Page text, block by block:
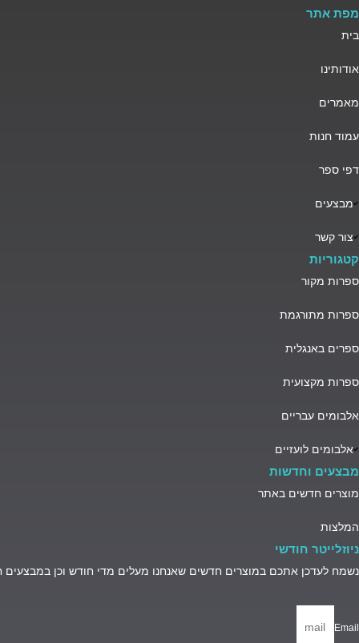
מפת אתר
בית
אודותינו
מאמרים
עמוד חנות
דפי ספר
מבצעים
צור קשר
קטגוריות
ספרות מקור
ספרות מתורגמת
ספרים באנגלית
ספרות מקצועית
אלבומים עבריים
אלבומים לועזיים
מבצעים וחדשות
מוצרים חדשים באתר
המלצות
ניוזלייטר חודשי
נשמח לעדכן אתכם במוצרים חדשים שאנחנו מעלים מדי חודש וכן
Email